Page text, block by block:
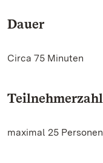
Dauer
Circa 75 Minuten
Teilnehmerzahl
maximal 25 Personen